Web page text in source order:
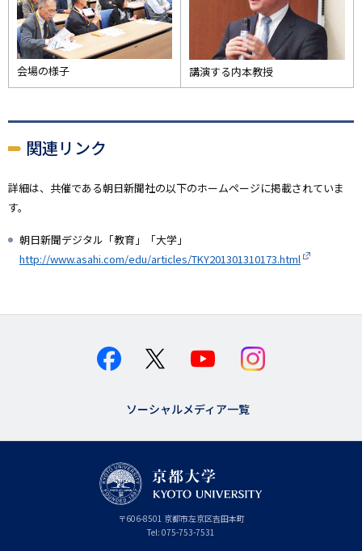
会場の様子 講演する内本教授
関連リンク
詳細は、共催である朝日新聞社の以下のホームページに掲載されていま
す。
朝日新聞デジタル「教育」「大学」
http://www.asahi.com/edu/articles/TKY201301310173.html
ソーシャルメディア一覧
〒606-8501 京
都
府
京都市左京区吉田本町
Tel: 075-753-7531